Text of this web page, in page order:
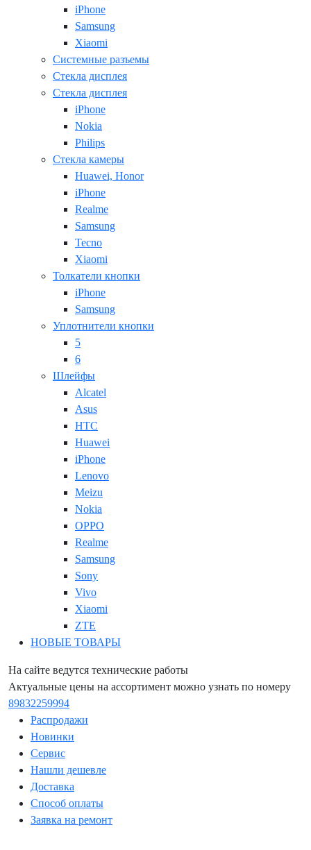
iPhone
Samsung
Xiaomi
Системные разъемы
Стекла дисплея
Стекла дисплея
iPhone
Nokia
Philips
Стекла камеры
Huawei, Honor
iPhone
Realme
Samsung
Tecno
Xiaomi
Толкатели кнопки
iPhone
Samsung
Уплотнители кнопки
5
6
Шлейфы
Alcatel
Asus
HTC
Huawei
iPhone
Lenovo
Meizu
Nokia
OPPO
Realme
Samsung
Sony
Vivo
Xiaomi
ZTE
НОВЫЕ ТОВАРЫ
На сайте ведутся технические работы
Актуальные цены на ассортимент можно узнать по номеру
89832259994
Распродажи
Новинки
Сервис
Нашли дешевле
Доставка
Способ оплаты
Заявка на ремонт